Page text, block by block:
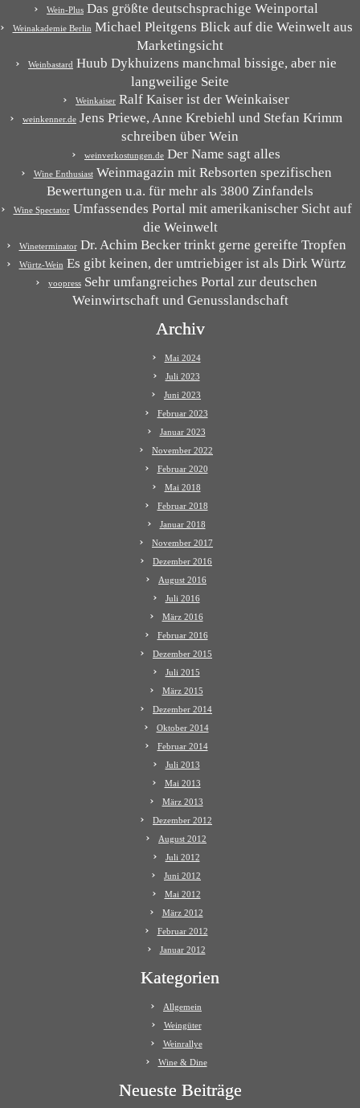
Wein-Plus Das größte deutschsprachige Weinportal
Weinakademie Berlin Michael Pleitgens Blick auf die Weinwelt aus
Marketingsicht
Weinbastard Huub Dykhuizens manchmal bissige, aber nie
langweilige Seite
Weinkaiser Ralf Kaiser ist der Weinkaiser
weinkenner.de Jens Priewe, Anne Krebiehl und Stefan Krimm
schreiben über Wein
weinverkostungen.de Der Name sagt alles
Wine EnthusiastWeinmagazin mit Rebsorten spezifischen
Bewertungen u.a. für mehr als 3800 Zinfandels
Wine SpectatorUmfassendes Portal mit amerikanischer Sicht auf
die Weinwelt
WineterminatorDr. Achim Becker trinkt gerne gereifte Tropfen
Würtz-Wein Es gibt keinen, der umtriebiger ist als Dirk Würtz
yoopressSehr umfangreiches Portal zur deutschen
Weinwirtschaft und Genusslandschaft
Archiv
Mai 2024
Juli 2023
Juni 2023
Februar 2023
Januar 2023
November 2022
Februar 2020
Mai 2018
Februar 2018
Januar 2018
November 2017
Dezember 2016
August 2016
Juli 2016
März 2016
Februar 2016
Dezember 2015
Juli 2015
März 2015
Dezember 2014
Oktober 2014
Februar 2014
Juli 2013
Mai 2013
März 2013
Dezember 2012
August 2012
Juli 2012
Juni 2012
Mai 2012
März 2012
Februar 2012
Januar 2012
Kategorien
Allgemein
Weingüter
Weinrallye
Wine & Dine
Neueste Beiträge